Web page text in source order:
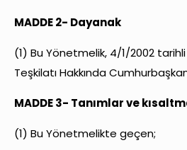
MADDE 2- Dayanak
(1) Bu Yönetmelik, 4/1/2002
Teşkilatı Hakkında
MADDE 3- Tanımlar ve
(1) Bu Yönetmelikte geçen;